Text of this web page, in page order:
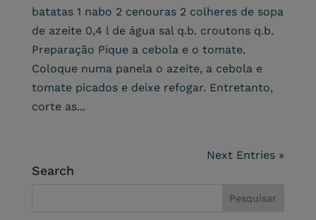
batatas 1 nabo 2 cenouras 2 colheres de sopa
de azeite 0,4 l de água sal q.b. croutons q.b.
Preparação Pique a cebola e o tomate.
Coloque numa panela o azeite, a cebola e
tomate picados e deixe refogar. Entretanto,
corte as...
Next Entries »
Search